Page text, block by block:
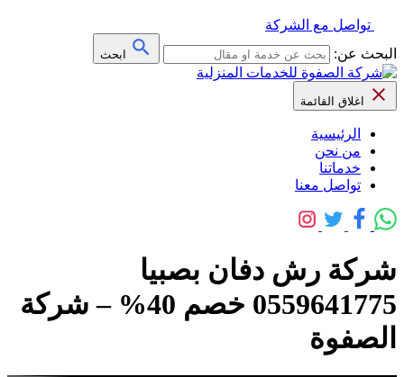
تواصل مع الشركة
البحث عن:
ابحث
اغلاق القائمة
الرئيسية
من نحن
خدماتنا
تواصل معنا
شركة رش دفان بصبيا
0559641775 خصم 40% – شركة
الصفوة